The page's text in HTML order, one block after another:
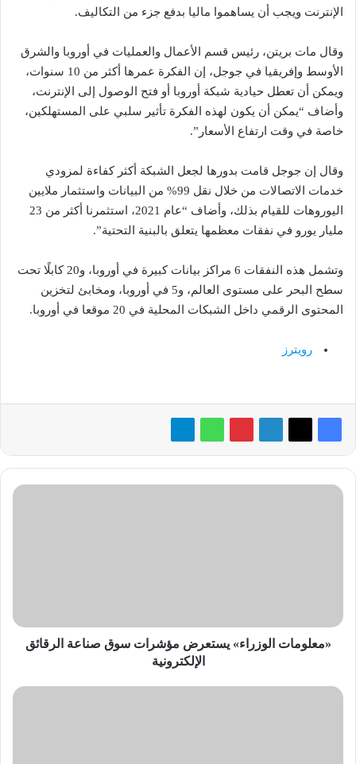
الإنترنت ويجب أن يساهموا ماليا بدفع جزء من التكاليف.
وقال مات بريتن، رئيس قسم الأعمال والعمليات في أوروبا والشرق
الأوسط وإفريقيا في جوجل، إن الفكرة عمرها أكثر من 10 سنوات،
ويمكن أن تعطل حيادية شبكة أوروبا أو فتح الوصول إلى الإنترنت،
وأضاف “يمكن أن يكون لهذه الفكرة تأثير سلبي على المستهلكين،
خاصة في وقت ارتفاع الأسعار”.
وقال إن جوجل قامت بدورها لجعل الشبكة أكثر كفاءة لمزودي
خدمات الاتصالات من خلال نقل 99% من البيانات واستثمار ملايين
اليوروهات للقيام بذلك، وأضاف “عام 2021، استثمرنا أكثر من 23
مليار يورو في نفقات معظمها يتعلق بالبنية التحتية”.
وتشمل هذه النفقات 6 مراكز بيانات كبيرة في أوروبا، و20 كابلًا تحت
سطح البحر على مستوى العالم، و5 في أوروبا، ومخابئ لتخزين
المحتوى الرقمي داخل الشبكات المحلية في 20 موقعا في أوروبا.
رويترز
«معلومات
«معلومات الوزراء» يستعرض مؤشرات سوق صناعة الرقائق
الإلكترونية
أول